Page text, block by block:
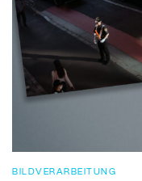
BILDVERARBEITUNG